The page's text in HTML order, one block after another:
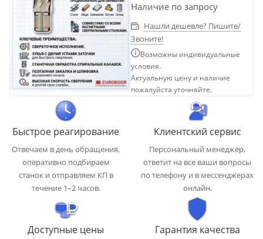
Наличие по запросу
Нашли дешевле? Пишите/
Звоните!
Возможны индивидуальные
условия.
Актуальную цену и наличие
пожалуйста уточняйте.
Быстрое реагирование
Отвечаем в день обращения,
оперативно подбираем
станок и отправляем КП в
течение 1–2 часов.
Клиентский сервис
Персональный менеджер,
ответит на все ваши вопросы
по телефону и в мессенджерах
онлайн.
Доступные цены Гарантия качества